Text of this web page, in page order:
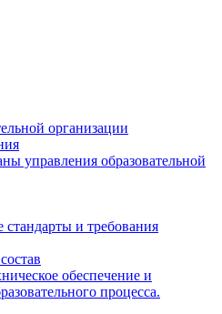
организации
управления образовательной
стандарты и требования
обеспечение и
процесса.